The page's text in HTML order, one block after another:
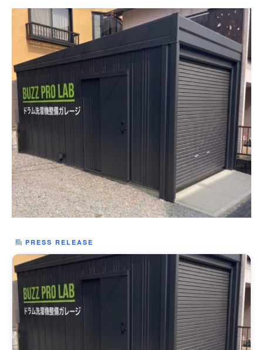
PRESS RELEASE